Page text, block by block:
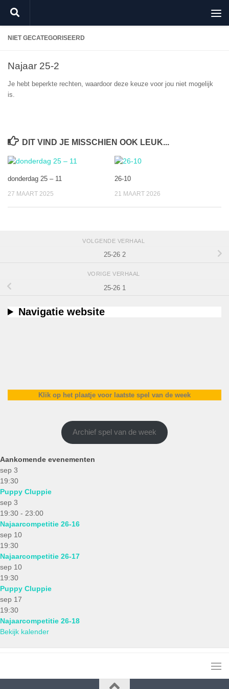
Doorgaan naar inhoud
NIET GECATEGORISEERD
Najaar 25-2
Je hebt beperkte rechten, waardoor deze keuze voor jou niet mogelijk
is.
DIT VIND JE MISSCHIEN OOK LEUK...
donderdag 25 – 11
27 MAART 2025
26-10
21 MAART 2026
VOLGENDE VERHAAL
25-26 2
VORIGE VERHAAL
25-26 1
Navigatie website
Klik op het plaatje voor laatste spel van de week
Archief spel van de week
Aankomende evenementen
sep 3
19:30
Puppy Cluppie
sep 3
19:30 - 23:00
Najaarcompetitie 26-16
sep 10
19:30
Najaarcompetitie 26-17
sep 10
19:30
Puppy Cluppie
sep 17
19:30
Najaarcompetitie 26-18
Bekijk kalender